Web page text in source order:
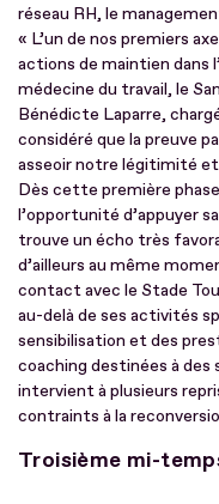
réseau RH, le
« L’un de nos premiers
actions de maintien dans
médecine du travail, le
Bénédicte Laparre,
considéré que la preuve
asseoir notre légitimité et
Dès cette première
l’opportunité d’appuyer
trouve un écho très
d’ailleurs au même
contact avec le Stade
au-delà de ses activités
sensibilisation et des
coaching destinées à des
intervient à plusieurs
contraints à la
Troisième mi-